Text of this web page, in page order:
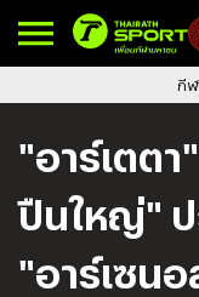
กีฬ
"อาร์เตต
ปืนใหญ่" ป
"อาร์เซน